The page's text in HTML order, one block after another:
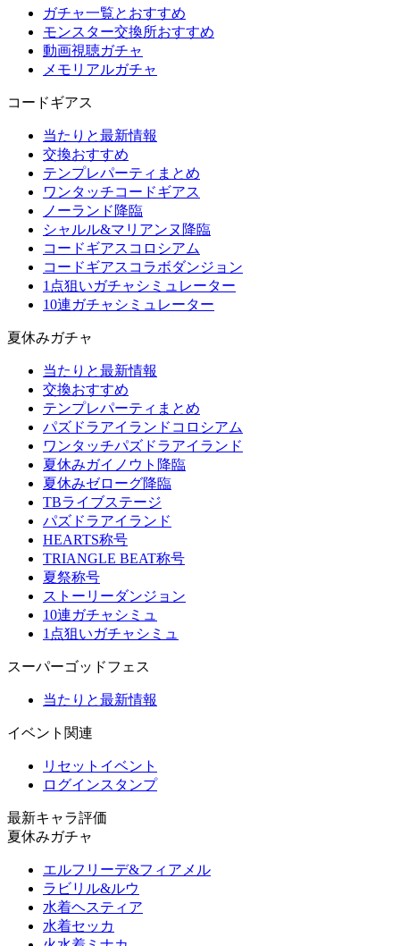
ガチャ一覧とおすすめ
モンスター交換所おすすめ
動画視聴ガチャ
メモリアルガチャ
コードギアス
当たりと最新情報
交換おすすめ
テンプレパーティまとめ
ワンタッチコードギアス
ノーランド降臨
シャルル&マリアンヌ降臨
コードギアスコロシアム
コードギアスコラボダンジョン
1点狙いガチャシミュレーター
10連ガチャシミュレーター
夏休みガチャ
当たりと最新情報
交換おすすめ
テンプレパーティまとめ
パズドラアイランドコロシアム
ワンタッチパズドラアイランド
夏休みガイノウト降臨
夏休みゼローグ降臨
TBライブステージ
パズドラアイランド
HEARTS称号
TRIANGLE BEAT称号
夏祭称号
ストーリーダンジョン
10連ガチャシミュ
1点狙いガチャシミュ
スーパーゴッドフェス
当たりと最新情報
イベント関連
リセットイベント
ログインスタンプ
最新キャラ評価
夏休みガチャ
エルフリーデ&フィアメル
ラビリル&ルウ
水着ヘスティア
水着セッカ